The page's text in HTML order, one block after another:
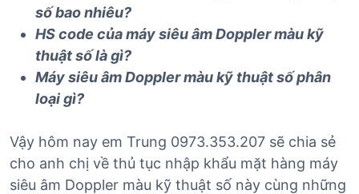
số bao nhiêu?
HS code của máy siêu âm Doppler màu kỹ
thuật số là gì?
Máy siêu âm Doppler màu kỹ thuật sốphân
loại gì?
Vậy hôm nay em Trung 0973.353.207 sẽ chia sẻ
cho anh chị về thủ tục nhập khẩu mặt hàng máy
siêu âm Doppler màu kỹ thuật số này cùng những